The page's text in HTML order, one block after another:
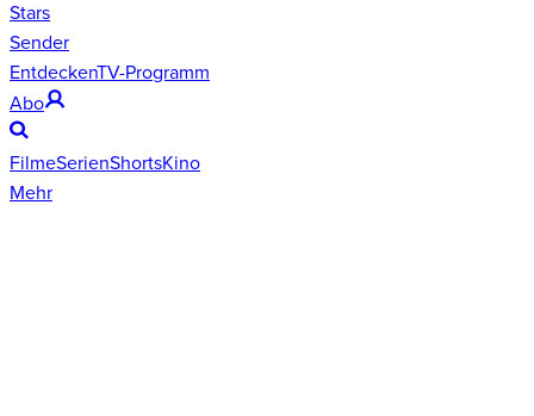
Stars
Sender
EntdeckenTV-Programm
Abo
FilmeSerienShortsKino
Mehr